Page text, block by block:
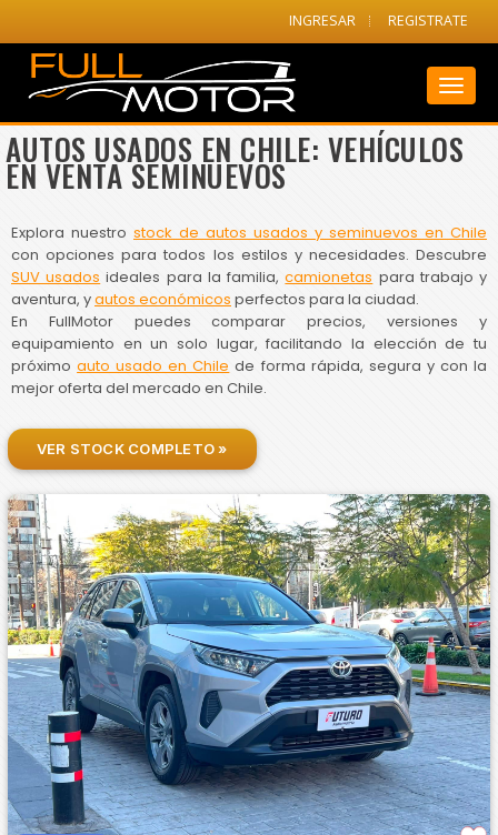
INGRESAR REGISTRATE
AUTOS USADOS EN CHILE: VEHÍCULOS
EN VENTA SEMINUEVOS
Explora nuestro stock de autos usados y seminuevos en Chile
con opciones para todos los estilos y necesidades. Descubre
SUV usados ideales para la familia,camionetas para trabajo y
aventura, yautos económicos perfectos para la ciudad.
En FullMotor puedes comparar precios, versiones y
equipamiento en un solo lugar, facilitando la elección de tu
próximoauto usado en Chile de forma rápida, segura y con la
mejor oferta del mercado en Chile.
VER STOCK COMPLETO »